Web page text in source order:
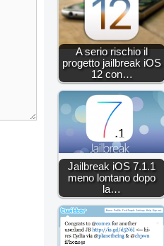
A serio rischio il
progetto jailbreak iOS
12 con…
Jailbreak iOS 7.1.1
meno lontano dopo
la…